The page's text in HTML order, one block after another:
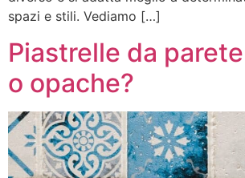
spazi e stili. Vediamo […]
Piastrelle da
o opache?